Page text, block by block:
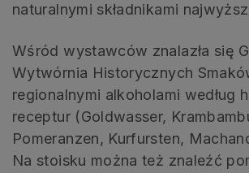
naturalnymi składnikami
Wśród wystawców znalazła się
Wytwórnia Historycznych
regionalnymi alkoholami według
receptur (Goldwasser,
Pomeranzen, Kurfursten,
Na stoisku można też znaleźć